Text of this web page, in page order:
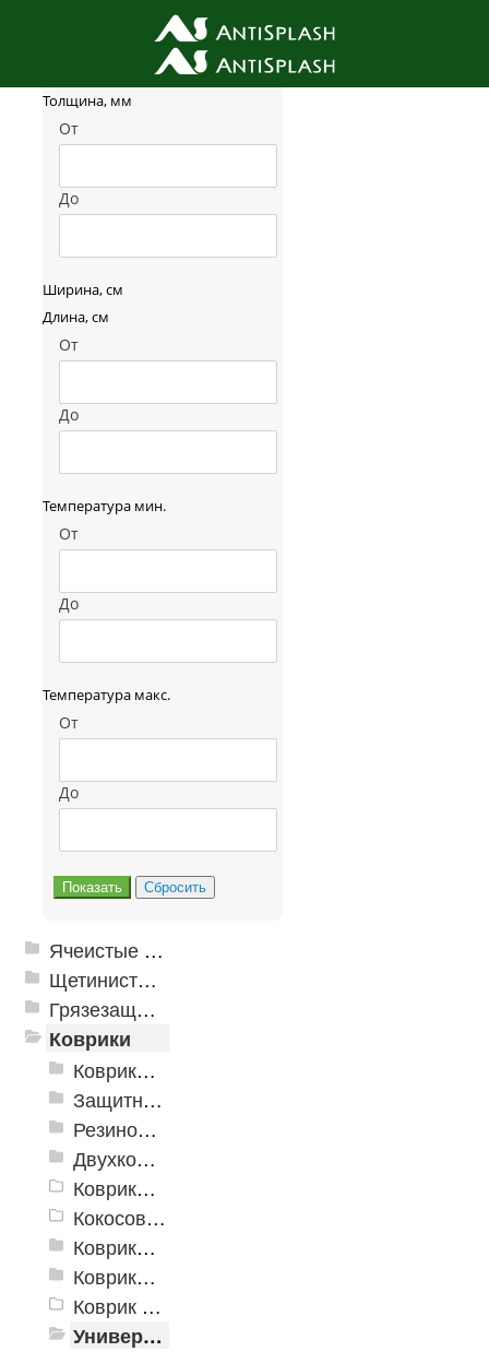
Фильтр товаров
Толщина, мм
От
До
Ширина, см
Длина, см
От
До
Температура мин.
От
До
Температура макс.
От
До
Ячеистые грязезащитные покрытия
Щетинистые покрытия
Грязезащитные, влаговпитывающие покрытия
Коврики
Коврики влаговпитывающие
Защитные коврики и лотки
Резиновые коврики
Двухкомпонентные коврики
Коврики на пенорезине
Кокосовые коврики
Коврики для ванн
Коврики и дорожки пористые (Лапша)
Коврик флокированный
Универсальные коврики